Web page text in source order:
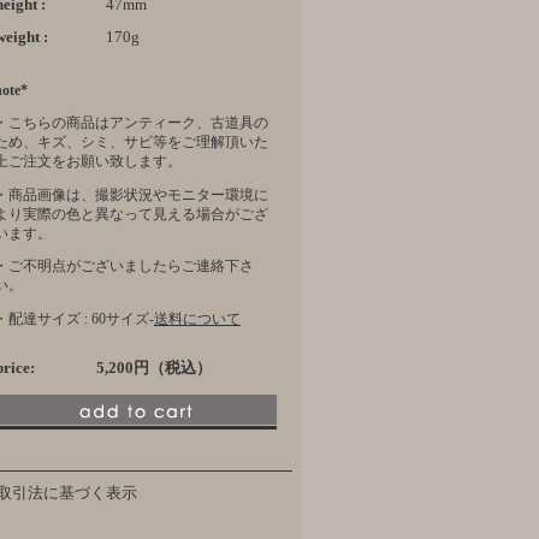
:
47mm
:
170g
こちらの商品はアンティーク、古道具の
め、キズ、シミ、サビ等をご理解頂いた
ご注文をお願い致します。
商品画像は、撮影状況やモニター環境に
り実際の色と異なって見える場合がござ
ます。
ご不明点がございましたらご連絡下さ
。
配達サイズ : 60サイズ-送料について
5,200円（税込）
引法に基づく表示